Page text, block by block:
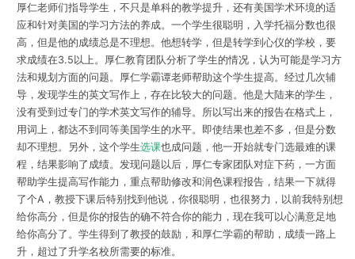
厚仁老师们指导学生，不只是单科的教学提升，还有美国学术环境的适
应和针对美国的学习方法的养成。一个学生很聪明，入学托福分数也很
高，但是他的成绩总是不理想。他想转学，但是转学到心仪的学校，要
求成绩在3.5以上。厚仁教育团队分析了学生的情况，认为可能是学习方
法和规划方面的问题。厚仁学霸谭老师帮助这个学生提高。经过几次辅
导，发现学生的英文写作上，存在比较大的问题。他是大陆来的学生，
没有受到过专门的学术英文写作的辅导。所以写出来的报告在格式上，
用词上，都达不到同等美国学生的水平。即使结果也差不多，但是分数
却不理想。另外，这个学生选课也成问题，他一开始就专门选最难的课
程，结果影响了成绩。发现问题以后，厚仁专家团队对症下药，一方面
帮助学生提高写作能力，重点帮助修改和润色课程报告，结果一下就得
了个A，教授下课后特别找到他说，你很聪明，也很努力，以前我特别想
给你高分，但是你的报告的确不符合你的能力，现在我可以心满意足地
给你高分了。学生得到了教授的鼓励，和厚仁学霸的帮助，成绩一路上
升，超过了升学名校所需要的标准。